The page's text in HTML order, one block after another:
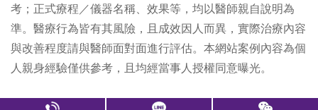
考；正式療程／儀器名稱、效果等，均以醫師親自說明為
準。醫療行為皆有其風險，且成效因人而異，實際治療內容
與改善程度請與醫師面對面進行評估。本網站案例內容為個
人親身經驗僅供參考，且均經當事人授權同意曝光。